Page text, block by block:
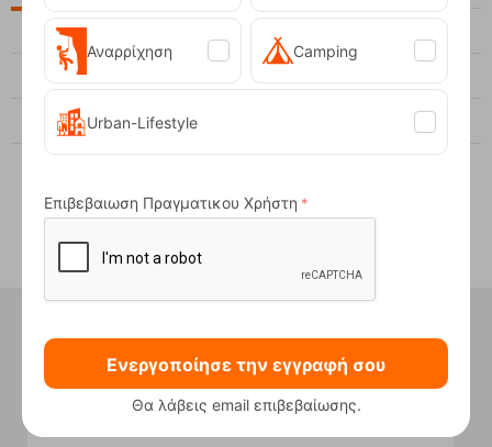
Φεβρουάριος, 2026
Ιανουάριος, 2026
Αύγουστος, 2025
Ήξερες ότι στο κατάστημα μας
έχουμε...
Αναρρίχηση Camping
Urban-Lifestyle
Επιβεβαιωση Πραγματικου Χρήστη
Ενεργοποίησε την εγγραφή σου
Θα λάβεις email επιβεβαίωσης.